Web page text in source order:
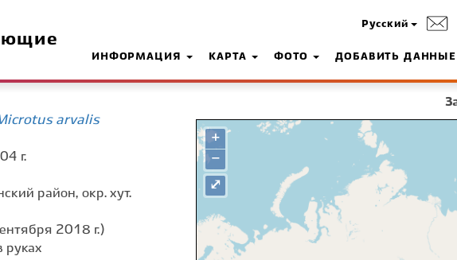
Русский
ИНФОРМАЦИЯ КАРТА ФОТО ДОБАВИТЬ ДАННЫЕ
arvalis
г.
район, окр. хут.
2018 г.)
руках
+
−
⤢